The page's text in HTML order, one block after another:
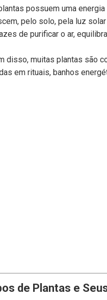
possuem uma
pelo solo, pela luz
de purificar o ar,
disso, muitas plantas são
em rituais, banhos
de Plantas e